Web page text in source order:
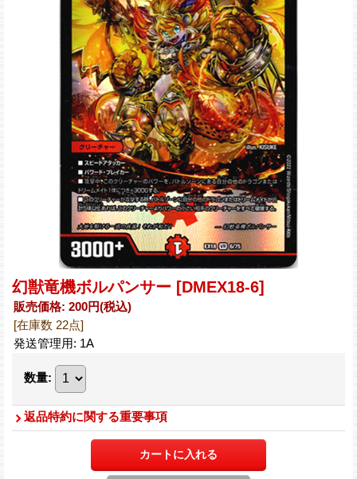
幻獣竜機ボルパンサー [DMEX18-6]
販売価格: 200円(税込)
[在庫数 22点]
発送管理用: 1A
数量:
返品特約に関する重要事項